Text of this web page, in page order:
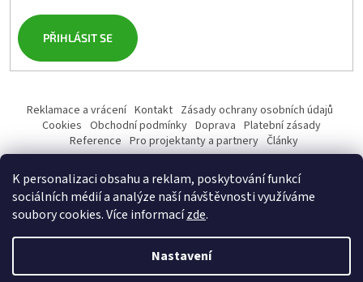
K personalizaci obsahu a reklam, poskytování funkcí
sociálních médií a analýze naší návštěvnosti využíváme
soubory cookies. Více informacízde.
Nastavení
PŘIHLÁSIT SE
Reklamace a vrácení Kontakt Zásady ochrany osobních údajů
Cookies Obchodní podmínky Doprava Platební zásady
Reference Pro projektanty a partnery Články